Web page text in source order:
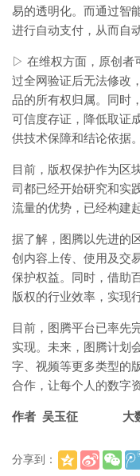
易的透明化。而通过智
进行自动支付，从而自
▷ 在维权方面，原创者
过全网验证后无法修改
品的所有权归属。同时
可信度存证，降低取证
供技术保障和结论依据。
目前，版权保护作为区
司都已经开始研究和实
流量的优势，已经构建
据了解，图腾以先进的
创内容上传、使用及交
保护权益。同时，借助
版权的行业效率，实现
目前，图腾平台已率先
实现。未来，图腾计划
字、视频等更多类型的
合作，让每个人的数字
作者 吴玉征 大数
分享到：